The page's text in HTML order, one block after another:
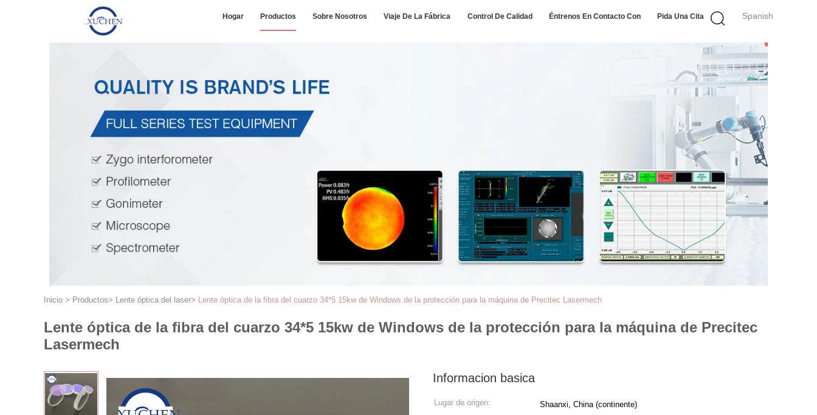
Spanish
Hogar Productos Sobre Nosotros Viaje De La Fábrica Control De Calidad Éntrenos En Contacto Con Pida Una Cita
Inicio > Productos> Lente óptica del laser> Lente óptica de la fibra del cuarzo 34*5 15kw de Windows de la protección para la máquina de Precitec Lasermech
Lente óptica de la fibra del cuarzo 34*5 15kw de Windows de la protección para la máquina de Precitec
Lasermech
Informacion basica
Lugar de origen: Shaanxi, China (continente)